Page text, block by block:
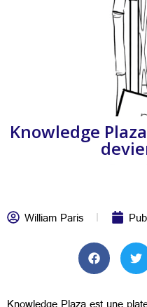
Knowledge
William Paris